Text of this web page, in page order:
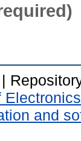
and